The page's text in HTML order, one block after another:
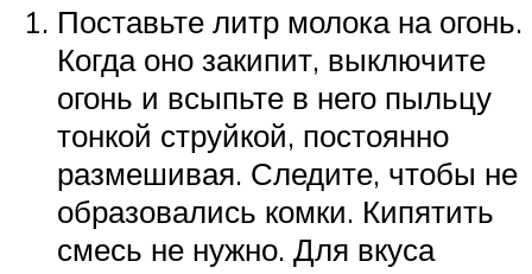
Поставьте литр молока на огонь.
Когда оно закипит, выключите
огонь и всыпьте в него пыльцу
тонкой струйкой, постоянно
размешивая. Следите, чтобы не
образовались комки. Кипятить
смесь не нужно. Для вкуса